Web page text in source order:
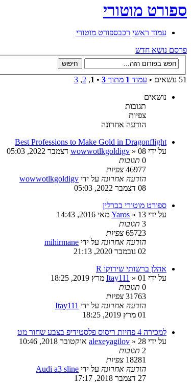
ספורט מוטורי
עמוד ראשי רכבספורט מוטורי
פרסם נושא חדש
51 נושאים • עמוד 1 מתוך 3
•
1
,
2
,
3
נושאים
תגובות
צפיות
הודעה אחרונה
Best Professions to Make Gold in Dragonflight
על ידי
wowwotlkgoldigv » 08 דצמבר 2022, 05:03
0 תגובות
46977 צפיות
הודעה אחרונה על ידי wowwotlkgoldigv
08 דצמבר 2022, 05:03
ספורט מוטורי בברלין
על ידי
Yaros » 13 מאי 2016, 14:43
3 תגובות
65723 צפיות
הודעה אחרונה על ידי mihirmane
02 נובמבר 2020, 21:13
אהלן ברשותי שירוקו R
על ידי
Itay111 » 01 מרץ 2019, 18:25
0 תגובות
31763 צפיות
הודעה אחרונה על ידי Itay111
01 מרץ 2019, 18:25
למכירה 4 פחיות ריסוס פלסטידיפ בצבע שחור מט
על ידי
alexeyagilov » 28 אוקטובר 2018, 10:46
2 תגובות
18281 צפיות
הודעה אחרונה על ידי Audi a3 sline
27 דצמבר 2018, 17:17